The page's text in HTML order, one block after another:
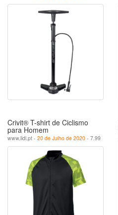
Crivit® T-shirt de Ciclismo
para Homem
www.lidl.pt - 20 de Julho de 2020 - 7.99